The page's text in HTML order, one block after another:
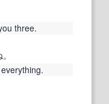
three.